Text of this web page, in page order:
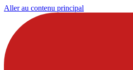
Aller au contenu principal